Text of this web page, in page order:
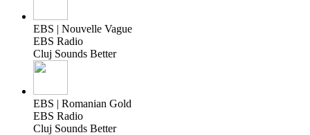
EBS | Nouvelle Vague
EBS Radio
Cluj Sounds Better
EBS | Romanian Gold
EBS Radio
Cluj Sounds Better